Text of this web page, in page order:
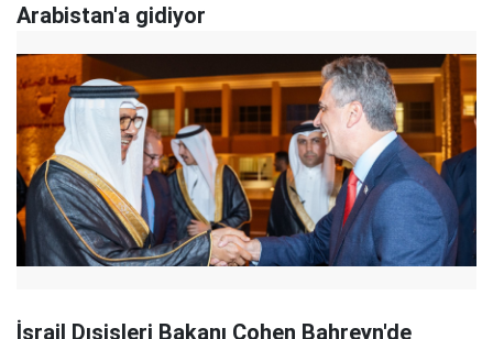
Arabistan'a gidiyor
İsrail Dışişleri Bakanı Cohen Bahreyn'de